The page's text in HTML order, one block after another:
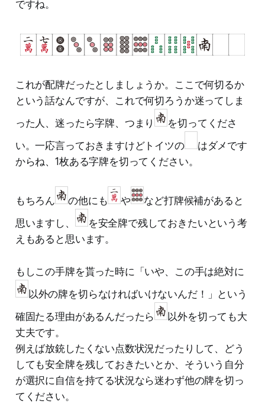
ですね。
これが配牌だったとしましょうか。ここで何切るか
という話なんですが、これで何切ろうか迷ってしま
った人、迷ったら字牌、つまり
を切ってくださ
い。一応言っておきますけどトイツの
はダメです
からね、1枚ある字牌を切ってください。
もちろん の他にも や
など打牌候補があると
思いますし、
を安全牌で残しておきたいという考
えもあると思います。
もしこの手牌を貰った時に「いや、この手は絶対に
以外の牌を切らなければいけないんだ！」という
確固たる理由があるんだったら
以外を切っても大
丈夫です。
例えば放銃したくない点数状況だったりして、どう
しても安全牌を残しておきたいとか、そういう自分
が選択に自信を持てる状況なら迷わず他の牌を切っ
てください。